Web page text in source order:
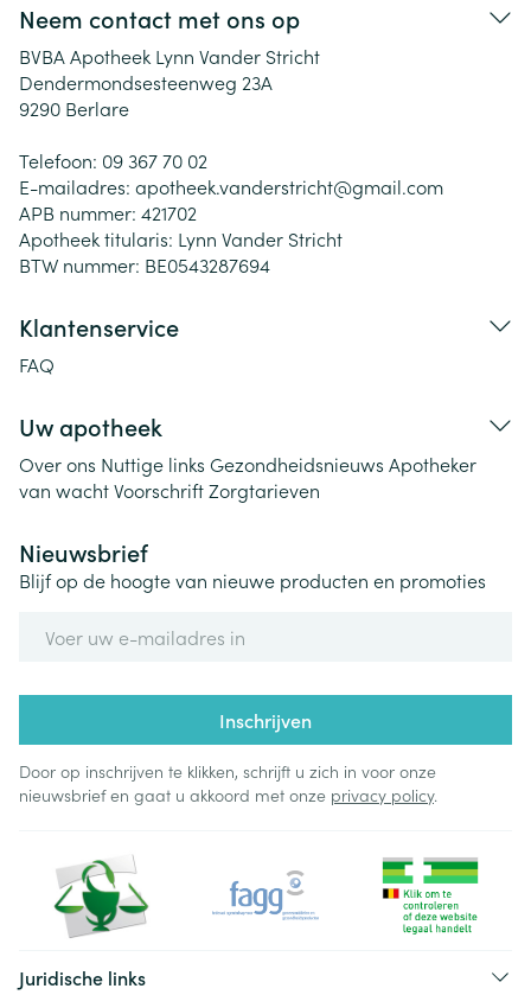
Neem contact met ons op
BVBA Apotheek Lynn Vander Stricht
Dendermondsesteenweg 23A
9290 Berlare
Telefoon: 09 367 70 02
E-mailadres: apotheek.vanderstricht@gmail.com
APB nummer: 421702
Apotheek titularis: Lynn Vander Stricht
BTW nummer: BE0543287694
Klantenservice
FAQ
Uw apotheek
Over ons Nuttige links Gezondheidsnieuws Apotheker
van wachtVoorschriftZorgtarieven
Nieuwsbrief
Blijf op de hoogte van nieuwe producten en promoties
Inschrijven
Door op inschrijven te klikken, schrijft u zich in voor onze
nieuwsbrief en gaat u akkoord met onze privacy policy.
Juridische links